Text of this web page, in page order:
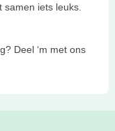
iets leuks.
Deel ‘m met ons